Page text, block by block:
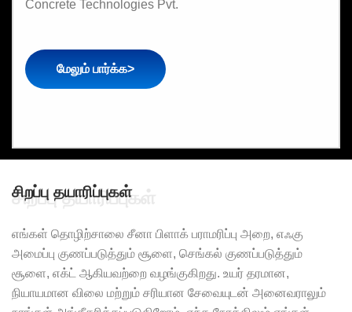
Concrete Technologies Pvt.
மேலும் பார்க்க>
சிறப்பு தயாரிப்புகள்
சிறப்பு தயாரிப்புகள்
எங்கள் தொழிற்சாலை சீனா பிளாக் பராமரிப்பு அறை, எஃகு
அமைப்பு குணப்படுத்தும் சூளை, செங்கல் குணப்படுத்தும்
சூளை, எக்ட் ஆகியவற்றை வழங்குகிறது. உயர் தரமான,
நியாயமான விலை மற்றும் சரியான சேவையுடன் அனைவராலும்